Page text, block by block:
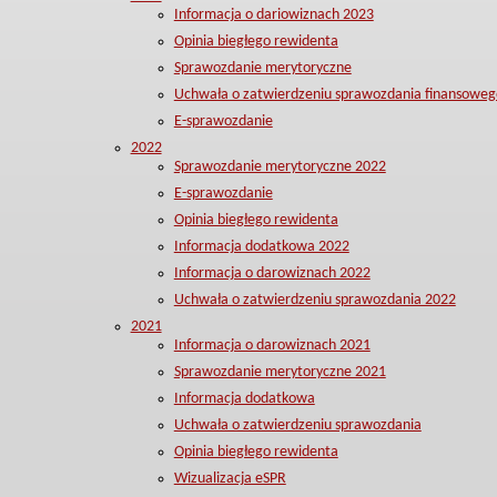
Informacja o dariowiznach 2023
Opinia biegłego rewidenta
Sprawozdanie merytoryczne
Uchwała o zatwierdzeniu sprawozdania
E-sprawozdanie
2022
Sprawozdanie merytoryczne 2022
E-sprawozdanie
Opinia biegłego rewidenta
Informacja dodatkowa 2022
Informacja o darowiznach 2022
Uchwała o zatwierdzeniu sprawozdania 2022
2021
Informacja o darowiznach 2021
Sprawozdanie merytoryczne 2021
Informacja dodatkowa
Uchwała o zatwierdzeniu sprawozdania
Opinia biegłego rewidenta
Wizualizacja eSPR